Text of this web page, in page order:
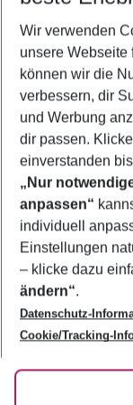
2 Erwachsene
Footer
Footer navigation
Über uns
AGB
Bestpreisgarantie
Cookie-
Cookie-Richtlinie
Agenturbetreuung
Barrierefreies
FAQ
HanseMerkur
Folge uns
Wir verwenden
unsere Webseite
können wir die
verbessern, dir
und Werbung
dir passen.
einverstanden
„Nur
anpassen“
individuell
Einstellungen
– klicke dazu
ändern“.
Datenschutz-
Cookie/Tracking-